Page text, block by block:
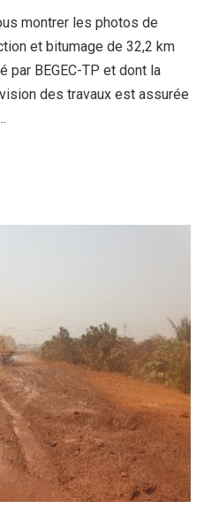
montrer les photos de
et bitumage de 32,2 km
par BEGEC-TP et dont la
des travaux est assurée